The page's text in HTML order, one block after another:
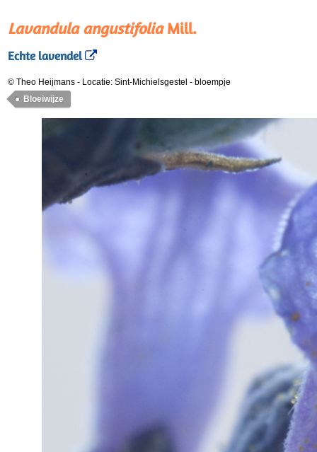
Lavandula angustifoliaMill.
Echte lavendel
© Theo Heijmans - Locatie: Sint-Michielsgestel - bloempje
Bloeiwijze